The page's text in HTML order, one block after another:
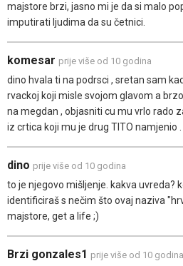
majstore brzi, jasno mi je da si malo
imputirati ljudima da su četnici.
komesar prije više od 10 godina
dino hvala ti na podrsci , sretan sam
rvackoj koji misle svojom glavom a
na megdan , objasniti cu mu vrlo rado
iz crtica koji mu je drug TITO namjenio .
dino prije više od 10 godina
to je njegovo mišljenje. kakva uvreda?
identificiraš s nečim što ovaj naziva
majstore, get a life ;)
Brzi gonzales1 prije više od 10 godina